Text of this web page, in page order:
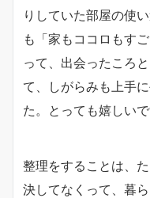
りしていた部屋の使
も「家もココロもす
って、出会ったころ
て、しがらみも上手
た。とっても嬉しい
整理をすることは、
決してなくって、暮